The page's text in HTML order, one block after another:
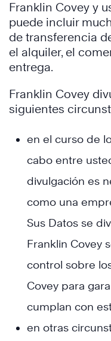
Franklin Covey y
puede incluir
de transferencia
el alquiler, el
entrega.
Franklin Covey
siguientes
en el curso de
cabo entre
divulgación es
como una
Sus Datos se
Franklin Covey
control sobre
Covey para
cumplan con
en otras